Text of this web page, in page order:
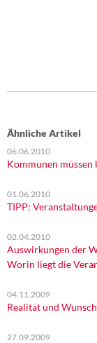
Ähnliche Artikel
06.06.2010
Kommunen müssen
01.06.2010
TIPP:
02.04.2010
Auswirkungen der
Worin liegt die
04.11.2009
Realität und
27.09.2009